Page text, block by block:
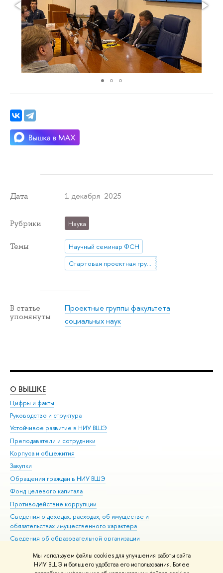
Мы используем файлы cookies для улучшения работы сайта
НИУ ВШЭ и большего удобства его использования. Более
Дата 1 декабря 2025
Рубрики Наука
Темы
Научный семинар ФСН
Стартовая проектная группа "Доверие и отношение к государственным электронным сервисам и технологиям сбора данных"
В статье
упомянуты
Проектные группы факультета
социальных наук
О ВЫШКЕ
Цифры и факты
Руководство и структура
Устойчивое развитие в НИУ ВШЭ
Преподаватели и сотрудники
Корпуса и общежития
Закупки
Обращения граждан в НИУ ВШЭ
Фонд целевого капитала
Противодействие коррупции
Сведения о доходах, расходах, об имуществе и
обязательствах имущественного характера
Сведения об образовательной организации
Людям с ограниченными возможностями здоровья
Единая платежная страница